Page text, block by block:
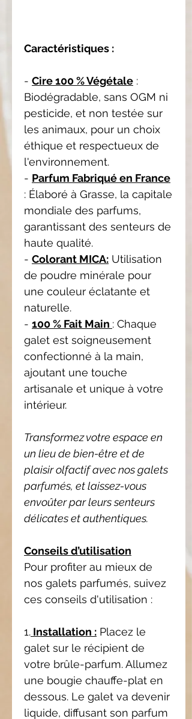
Caractéristiques :
- Cire 100 % Végétale :
Biodégradable, sans OGM ni
pesticide, et non testée sur
les animaux, pour un choix
éthique et respectueux de
l'environnement.
- Parfum Fabriqué en France
: Élaboré à Grasse, la capitale
mondiale des parfums,
garantissant des senteurs de
haute qualité.
- Colorant MICA: Utilisation
de poudre minérale pour
une couleur éclatante et
naturelle.
- 100 % Fait Main : Chaque
galet est soigneusement
confectionné à la main,
ajoutant une touche
artisanale et unique à votre
intérieur.
Transformez votre espace en
un lieu de bien-être et de
plaisir olfactif avec nos galets
parfumés, et laissez-vous
envoûter par leurs senteurs
délicates et authentiques.
Conseils d’utilisation
Pour profiter au mieux de
nos galets parfumés, suivez
ces conseils d'utilisation :
1. Installation : Placez le
galet sur le récipient de
votre brûle-parfum. Allumez
une bougie chauffe-plat en
dessous. Le galet va devenir
liquide, diffusant son parfum